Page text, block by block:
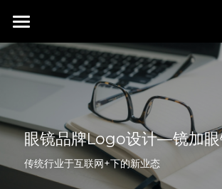
首页
行业成就
同行赞誉
荣膺奖项
联系我们
搜索
眼镜品牌Logo设计—镜加
传统行业于互联网+下的新业态